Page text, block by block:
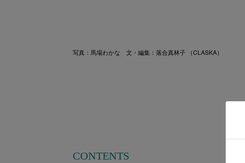
写真：馬場わかな 文・編集：落合真林子 （CLASKA）
CONTENTS